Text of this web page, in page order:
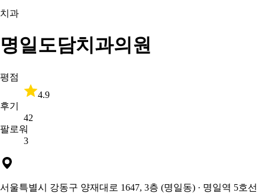
치과
명일도담치과의원
평점
4.9
후기
42
팔로워
3
서울특별시 강동구 양재대로 1647, 3층 (명일동) · 명일역 5호선